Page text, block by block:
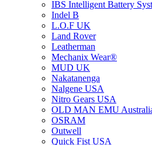
IBS Intelligent Battery
Indel B
L.O.F UK
Land Rover
Leatherman
Mechanix Wear®
MUD UK
Nakatanenga
Nalgene USA
Nitro Gears USA
OLD MAN EMU
OSRAM
Outwell
Quick Fist USA